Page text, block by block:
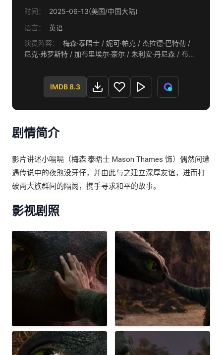
时间：
2025-06-13(美国/中国大陆)
语言：
英语
演员阵容：
梅森·泰晤士 / 妮可·帕克 / 杰拉德·巴特勒 /
尼克·弗罗斯特 / 加布里埃尔·豪尔 / 朱利安·丹尼森 / 布朗
拉菲诺威茨 / 纳奥米·维尔特纳 / 露丝·科德 / 安德烈埃·瓦
康沃尔
IMDB 8.3
剧情简介
影片讲述小嗝嗝（梅森·泰晤士 Mason Thames 饰）偶然间遭
遇传说中的夜煞没牙仔，并由此与之建立深厚友谊，进而打
破两大族群间的隔阂，携手寻求和平的故事。
影视剧照